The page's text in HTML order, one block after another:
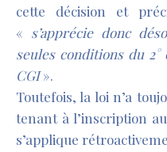
cette décision et
« s’apprécie donc
seules conditions du 2°
CGI».
Toutefois, la loi n’a
tenant à l’inscription
s’applique